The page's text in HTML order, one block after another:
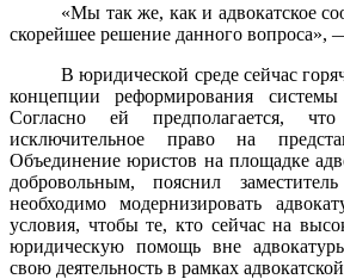
«Мы так же, как и адвокатское
скорейшее решение данного вопроса»,
В юридической среде сейчас
концепции реформирования
Согласно ей предполагается,
исключительное право на
Объединение юристов на площадке
добровольным, пояснил
необходимо модернизировать
условия, чтобы те, кто сейчас на
юридическую помощь вне
свою деятельность в рамках